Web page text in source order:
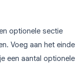
optionele sectie
Voeg aan het einde
een aantal optionele